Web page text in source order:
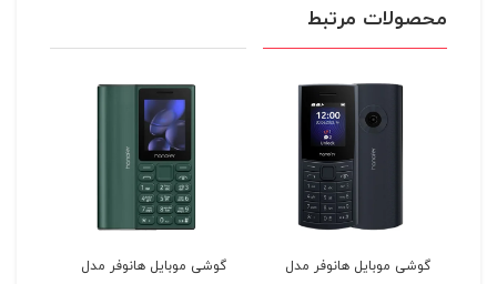
محصولات مرتبط
گوشی موبایل هانوفر مدل
گوشی موبایل هانوفر مدل